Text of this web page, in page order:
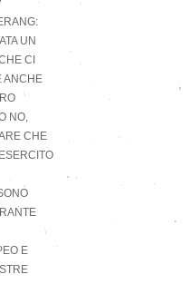
UN
CI
ANCHE
NO,
CHE
E